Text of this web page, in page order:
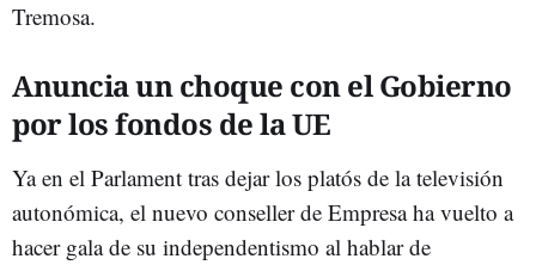
Tremosa.
Anuncia un choque con el Gobierno
por los fondos de la UE
Ya en el Parlament tras dejar los platós de la televisión
autonómica, el nuevo conseller de Empresa ha vuelto a
hacer gala de su independentismo al hablar de